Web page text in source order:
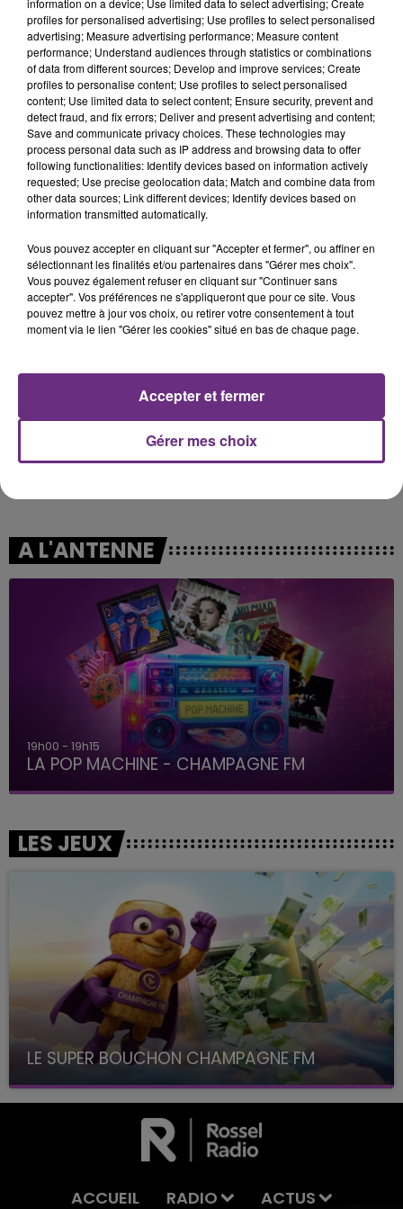
11h48
11h48
Des Fleurs
11h44
11h44
Ghetto Supastar
11h41
11h41 11h39
11h39
A L'ANTENNE
19h00 - 19h15
LA POP MACHINE - CHAMPAGNE FM
LES JEUX
LE SUPER BOUCHON CHAMPAGNE FM
avec La Famille Champagne FM, à 8H10
ACCUEIL RADIO ACTUS
information on a device; Use limited data to select advertising; Create
profiles for personalised advertising; Use profiles to select personalised
advertising; Measure advertising performance; Measure content
performance; Understand audiences through statistics or combinations
of data from different sources; Develop and improve services; Create
profiles to personalise content; Use profiles to select personalised
content; Use limited data to select content; Ensure security, prevent and
detect fraud, and fix errors; Deliver and present advertising and content;
Save and communicate privacy choices. These technologies may
process personal data such as IP address and browsing data to offer
following functionalities: Identify devices based on information actively
requested; Use precise geolocation data; Match and combine data from
other data sources; Link different devices; Identify devices based on
information transmitted automatically.
Vous pouvez accepter en cliquant sur "Accepter et fermer", ou affiner en
sélectionnant les finalités et/ou partenaires dans "Gérer mes choix".
Vous pouvez également refuser en cliquant sur "Continuer sans
accepter". Vos préférences ne s'appliqueront que pour ce site. Vous
pouvez mettre à jour vos choix, ou retirer votre consentement à tout
moment via le lien "Gérer les cookies" situé en bas de chaque page.
Gérer mes choix
Accepter et fermer